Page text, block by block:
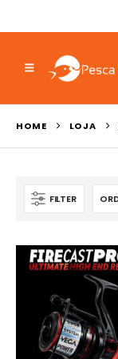
HOME LOJA
FILTER